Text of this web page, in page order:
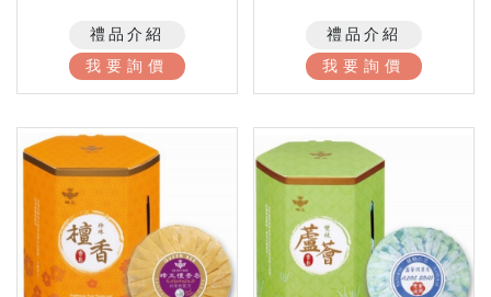
禮品介紹
我要詢價
禮品介紹
我要詢價